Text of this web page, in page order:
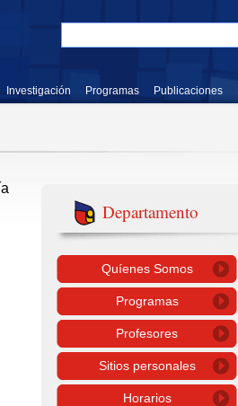
Investigación Programas Publicaciones
Departamento
Quíenes Somos
Programas
Profesores
Sitios personales
Horarios